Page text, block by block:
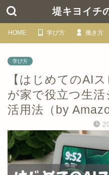
堤キヨイチ
HOME 学び方 働き方
学び方
【はじめてのAI
が家で役立つ生
活用法（by